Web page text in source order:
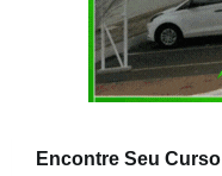
Encontre Seu Curso